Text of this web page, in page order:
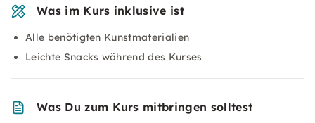
Was im Kurs inklusive ist
Alle benötigten Kunstmaterialien
Leichte Snacks während des Kurses
Was Du zum Kurs mitbringen solltest